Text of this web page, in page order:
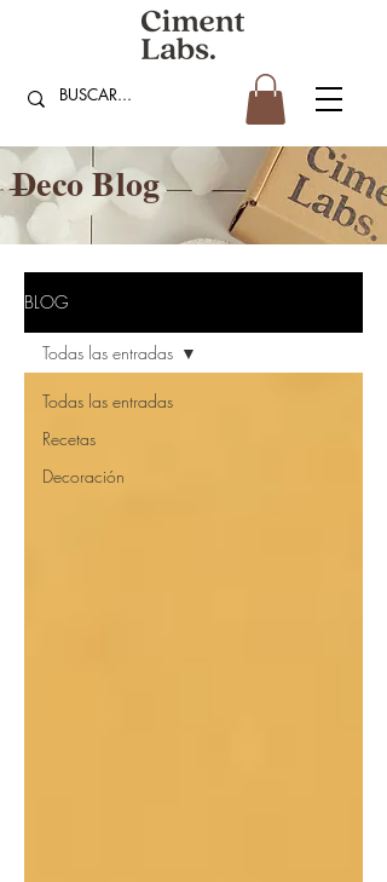
Deco Blog
BLOG
Todas las entradas
Recetas
Decoración
Todas las entradas